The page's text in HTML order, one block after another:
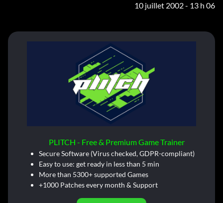
10 juillet 2002 - 13 h 06
PLITCH - Free & Premium Game Trainer
Secure Software (Virus checked, GDPR-compliant)
Easy to use: get ready in less than 5 min
More than 5300+ supported Games
+1000 Patches every month & Support